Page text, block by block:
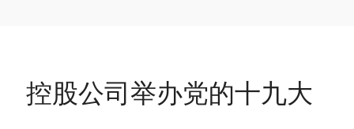
控股公司举办党的十九大